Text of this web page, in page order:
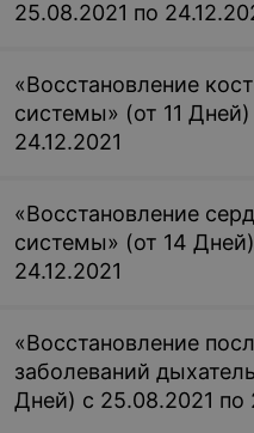
25.08.2021 по
«Восстановление
системы» (от 11
24.12.2021
«Восстановление
системы» (от 14
24.12.2021
«Восстановление
заболеваний
Дней) с 25.08.2021 по